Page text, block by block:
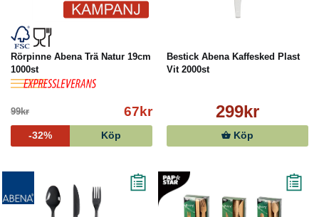
Rörpinne Abena Trä Natur 19cm
1000st
99kr 67kr
-32% Köp
Bestick Abena Kaffesked Plast
Vit 2000st
299kr
Köp